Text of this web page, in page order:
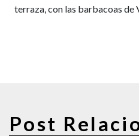
terraza, con las barbacoas
Post